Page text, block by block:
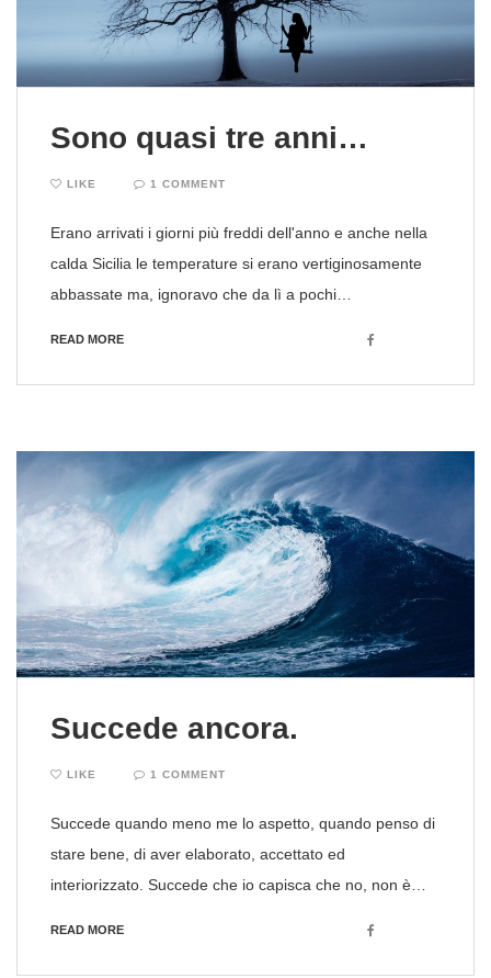
Sono quasi tre anni…
LIKE 1 COMMENT
Erano arrivati i giorni più freddi dell'anno e anche nella
calda Sicilia le temperature si erano vertiginosamente
abbassate ma, ignoravo che da lì a pochi…
READ MORE Facebook
Succede ancora.
LIKE 1 COMMENT
Succede quando meno me lo aspetto, quando penso di
stare bene, di aver elaborato, accettato ed
interiorizzato. Succede che io capisca che no, non è…
READ MORE Facebook